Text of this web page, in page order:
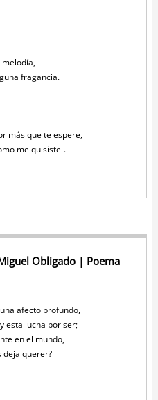
melodía,
fragancia.
más que te espere,
me quisiste-.
Obligado | Poema
afecto profundo,
esta lucha por ser;
en el mundo,
deja querer?